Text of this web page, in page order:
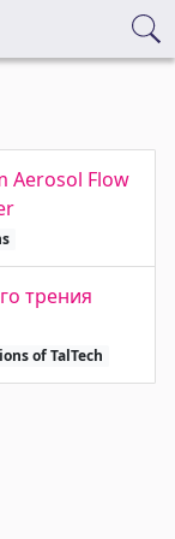
Aerosol Flow
трения
of TalTech